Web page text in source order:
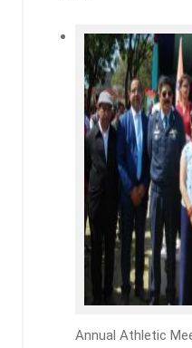
Annual Athletic